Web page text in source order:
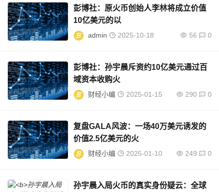
彭博社：原火币创始人李林将成立价值
10亿美元的以
admin 2025-10-18 56 0
彭博社：孙宇晨斥资约10亿美元通过百
域资本收购火
财经小编 2025-01-15 290 0
复盘GALA风波：一场40万美元诱发的
价值2.5亿美元的火
财经小编 2025-01-10 249 0
孙宇晨入局火币的真实身份疑云：全球